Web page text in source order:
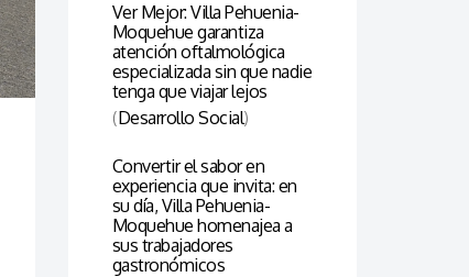
Ver Mejor: Villa Pehuenia-
Moquehue garantiza
atención oftalmológica
especializada sin que nadie
tenga que viajar lejos
(Desarrollo Social)
Convertir el sabor en
experiencia que invita: en
su día, Villa Pehuenia-
Moquehue homenajea a
sus trabajadores
gastronómicos